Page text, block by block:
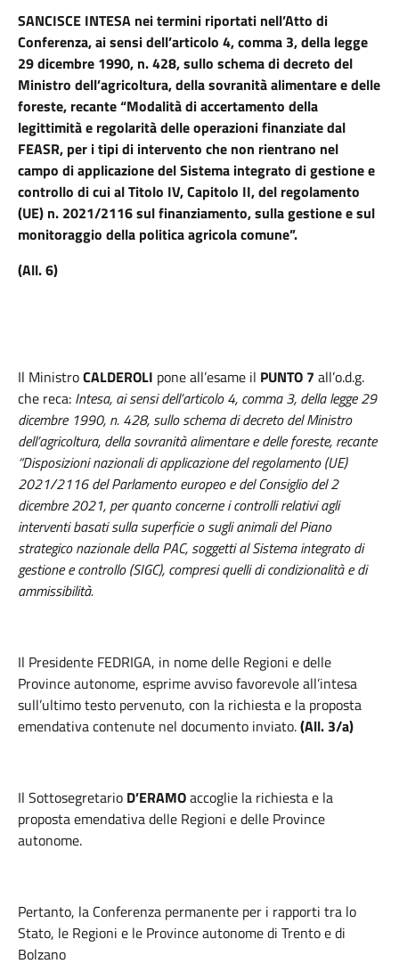
SANCISCE INTESA nei termini riportati nell’Atto di
Conferenza, ai sensi dell’articolo 4, comma 3, della legge
29 dicembre 1990, n. 428, sullo schema di decreto del
Ministro dell’agricoltura, della sovranità alimentare e delle
foreste, recante “Modalità di accertamento della
legittimità e regolarità delle operazioni finanziate dal
FEASR, per i tipi di intervento che non rientrano nel
campo di applicazione del Sistema integrato di gestione e
controllo di cui al Titolo IV, Capitolo II, del regolamento
(UE) n. 2021/2116 sul finanziamento, sulla gestione e sul
monitoraggio della politica agricola comune”.
(All. 6)
Il MinistroCALDEROLI pone all’esame il PUNTO 7 all’o.d.g.
che reca: Intesa, ai sensi dell’articolo 4, comma 3, della legge 29
dicembre 1990, n. 428, sullo schema di decreto del Ministro
dell’agricoltura, della sovranità alimentare e delle foreste, recante
“Disposizioni nazionali di applicazione del regolamento (UE)
2021/2116 del Parlamento europeo e del Consiglio del 2
dicembre 2021, per quanto concerne i controlli relativi agli
interventi basati sulla superficie o sugli animali del Piano
strategico nazionale della PAC, soggetti al Sistema integrato di
gestione e controllo (SIGC), compresi quelli di condizionalità e di
ammissibilità.
Il Presidente FEDRIGA, in nome delle Regioni e delle
Province autonome, esprime avviso favorevole all’intesa
sull’ultimo testo pervenuto, con la richiesta e la proposta
emendativa contenute nel documento inviato.(All. 3/a)
Il Sottosegretario D’ERAMOaccoglie la richiesta e la
proposta emendativa delle Regioni e delle Province
autonome.
Pertanto, la Conferenza permanente per i rapporti tra lo
Stato, le Regioni e le Province autonome di Trento e di
Bolzano